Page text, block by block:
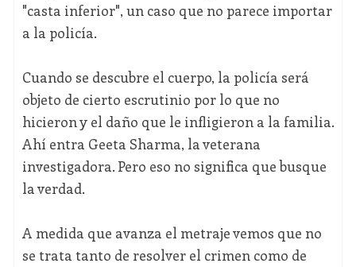
"casta inferior", un caso que no parece importar
a la policía.
Cuando se descubre el cuerpo, la policía será
objeto de cierto escrutinio por lo que no
hicieron y el daño que le infligieron a la familia.
Ahí entra Geeta Sharma, la veterana
investigadora. Pero eso no significa que busque
la verdad.
A medida que avanza el metraje vemos que no
se trata tanto de resolver el crimen como de